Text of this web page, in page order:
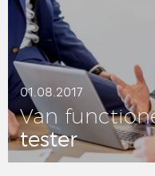
01.08.2017
Van
tester